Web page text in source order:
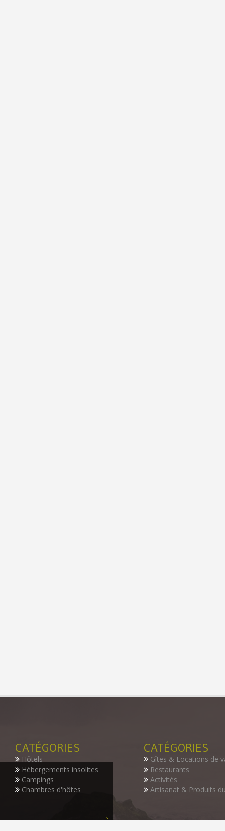
CATÉGORIES
Hôtels
Hébergements insolites
Campings
Chambres d'hôtes
CATÉGORIES
Gîtes & Locations de
Restaurants
Activités
Artisanat & Produits
INSCRIVEZ-VOUS À NOTRE NEWSLETTER